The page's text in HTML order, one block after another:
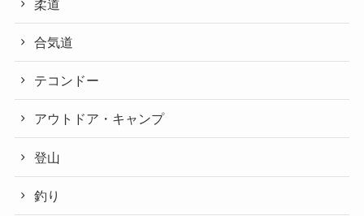
柔道
合気道
テコンドー
アウトドア・キャンプ
登山
釣り